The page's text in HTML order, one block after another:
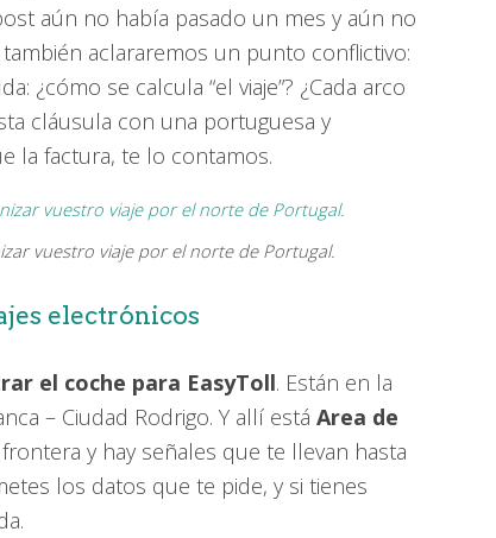
aún no había pasado un mes y aún no
aclararemos un punto conflictivo:
¿cómo se calcula “el viaje”? ¿Cada arco
cláusula con una portuguesa y
la factura, te lo contamos.
vuestro viaje por el norte de Portugal.
electrónicos
el coche para EasyToll. Están en la
– Ciudad Rodrigo. Y allí está Area de
y hay señales que te llevan hasta
los datos que te pide, y si tienes